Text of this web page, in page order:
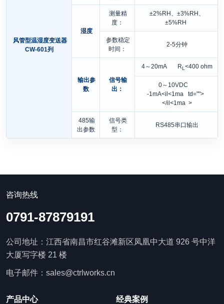
风管型温湿度变送器
CW-601列
湿度
测量精
度：
±2%RH、±3%RH、
±5%RH
参数稳定
时间：
2-5分钟
输出参
数
信号输
出：
4～20mA RL<400 ohm
0～10VDC
-1mA<il<1ma td="">
</il<1ma >
485输
出参数
信号类
型：
RS485串口输出
咨询热线
0791-87879191
公司地址：江西省南昌市红谷滩新区凤凰中大道 926 号中洋
大厦写字楼 21 楼
电子邮件：sales@ctrlworks.cn
产品中心 经典案例